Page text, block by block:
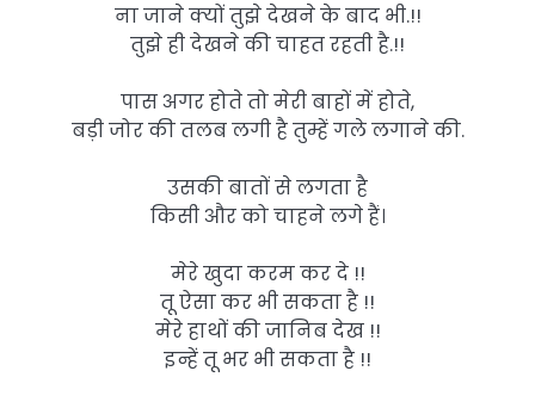
ना जाने क्यों तुझे देखने के बाद भी.!!
तुझे ही देखने की चाहत रहती है.!!
पास अगर होते तो मेरी बाहों में होते,
बड़ी जोर की तलब लगी है तुम्हें गले लगाने की.
उसकी बातों से लगता है
किसी और को चाहने लगे हैं।
मेरे खुदा करम कर दे !!
तू ऐसा कर भी सकता है !!
मेरे हाथों की जानिब देख !!
इन्हें तू भर भी सकता है !!